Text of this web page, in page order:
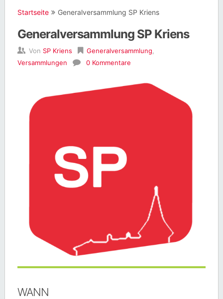
Startseite Generalversammlung SP Kriens
Generalversammlung SP Kriens
Von SP Kriens Generalversammlung
Versammlungen
0 Kommentare
WANN